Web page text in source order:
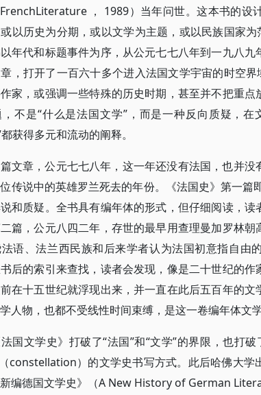
， 1989）当年问世。这本书的设
以历史为分期，或以文学为主题，或以民族国家
年代和标题事件为序，从公元七七八年到一九八
，打开了一百六十多个进入法国文学宇宙的时空
家，或强调一些特殊的历史时期，甚至并不把重
不是“什么是法国文学”，而是一种反向质疑，
获得多元和流动的阐释。
文章，公元七七八年，这一年还没有法国，也并
传说中的英雄罗兰死去的年份。《法国史》第一篇
和质疑。全书具有编年体的形式，但仔细阅读，
篇，公元八四二年，存世的最早用查理曼加罗林
语、法兰西民族和后来学者认为法国初意指自由
后的索引来查找，读者会发现，像是二十世纪的作
在十五世纪就浮现出来，并一直在此后五百年的
人物，也都不受线性时间束缚，是这一卷编年体文
国文学史》打破了“法国”和“文学”的界限，也打
constellation）的文学史书写方式。此后哈佛大
编德国文学史》（A New History of German